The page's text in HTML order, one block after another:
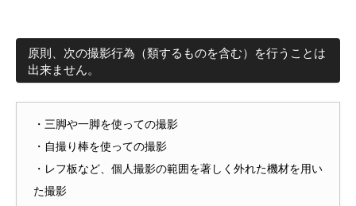
原則、次の撮影行為（類するものを含む）を行うことは
出来ません。
・三脚や一脚を使っての撮影
・自撮り棒を使っての撮影
・レフ板など、個人撮影の範囲を著しく外れた機材を用い
た撮影